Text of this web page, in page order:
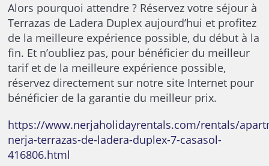
Alors pourquoi attendre ? Réservez votre séjour à
Terrazas de Ladera Duplex aujourd’hui et profitez
de la meilleure expérience possible, du début à la
fin. Et n’oubliez pas, pour bénéficier du meilleur
tarif et de la meilleure expérience possible,
réservez directement sur notre site Internet pour
bénéficier de la garantie du meilleur prix.
https://www.nerjaholidayrentals.com/rentals/
nerja-terrazas-de-ladera-duplex-7-casasol-
416806.html